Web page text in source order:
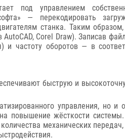
под управлением
— перекодировать
станка. Таким
Corel Draw). Записав
и частоту оборотов — в
быструю и
управления, но и
повышение жёсткости
механических